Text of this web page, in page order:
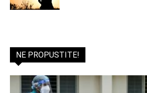
NE PROPUSTITE!